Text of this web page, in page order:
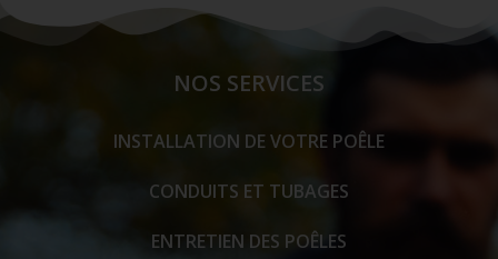
NOS SERVICES
INSTALLATION DE VOTRE POÊLE
CONDUITS ET TUBAGES
ENTRETIEN DES POÊLES